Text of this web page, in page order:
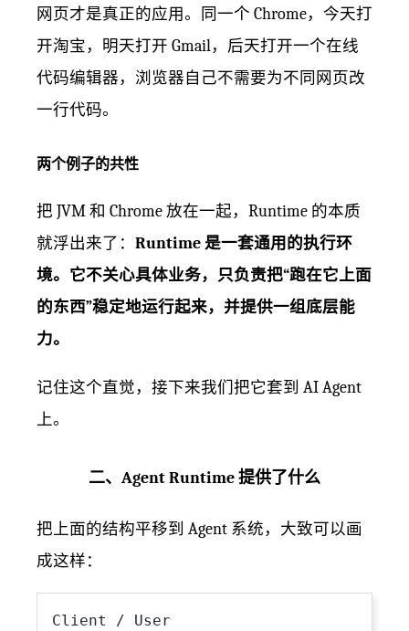
网页才是真正的应用。同一个 Chrome，今天打
开淘宝，明天打开 Gmail，后天打开一个在线
代码编辑器，浏览器自己不需要为不同网页改
一行代码。
两个例子的共性
把 JVM 和 Chrome 放在一起，Runtime 的本质
就浮出来了： Runtime 是一套通用的执行环
境。它不关心具体业务，只负责把“跑在它上面
的东西”稳定地运行起来，并提供一组底层能
力。
记住这个直觉，接下来我们把它套到 AI Agent
上。
二、Agent Runtime 提供了什么
把上面的结构平移到 Agent 系统，大致可以画
成这样：
Client / User